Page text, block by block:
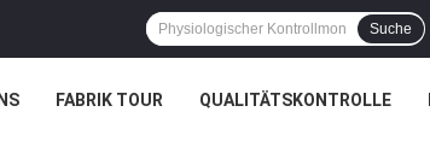
Suche
FABRIK TOUR QUALITÄTSKONTROLLE